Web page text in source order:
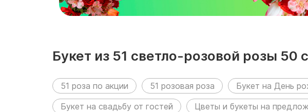
Букет из 51 светло-розовой розы 50
размещен в следующих разделах:
51 роза по акции 51 розовая роза Букет на День
Букет на свадьбу от гостей
Цветы и букеты на